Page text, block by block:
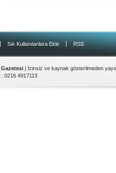
Sık Kullanılanlara Ekle | RSS
| İzinsiz ve kaynak gösterilmeden
: 0216 4917113